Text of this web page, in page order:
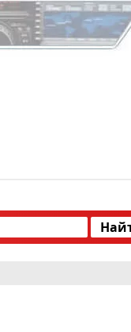
Type 2